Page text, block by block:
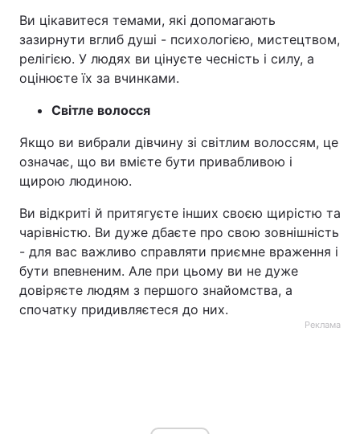
Ви цікавитеся темами, які допомагають
зазирнути вглиб душі - психологією, мистецтвом,
релігією. У людях ви цінуєте чесність і силу, а
оцінюєте їх за вчинками.
Світле волосся
Якщо ви вибрали дівчину зі світлим волоссям, це
означає, що ви вмієте бути привабливою і
щирою людиною.
Ви відкриті й притягуєте інших своєю щирістю та
чарівністю. Ви дуже дбаєте про свою зовнішність
- для вас важливо справляти приємне враження і
бути впевненим. Але при цьому ви не дуже
довіряєте людям з першого знайомства, а
спочатку придивляєтеся до них.
Реклама